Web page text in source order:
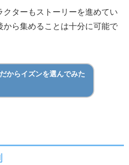
クターもストーリーを進めてい
から集めることは十分に可能で
からイズンを選んでみた